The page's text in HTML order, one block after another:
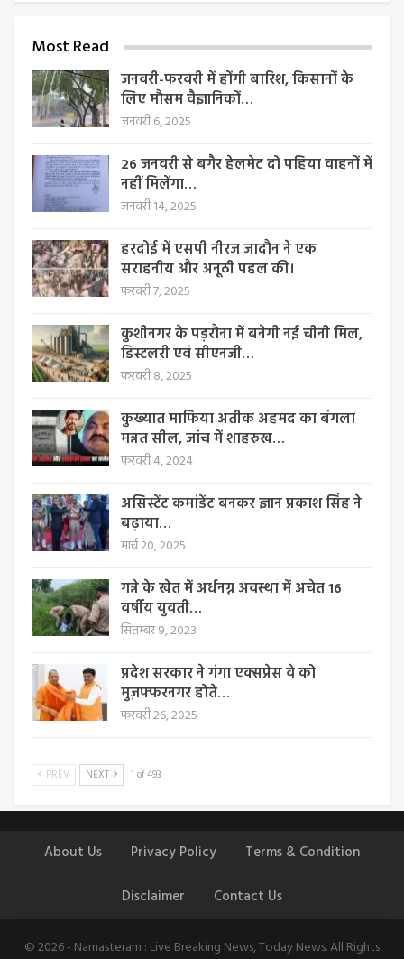
Most Read
जनवरी-फरवरी में होंगी बारिश, किसानों के
लिए मौसम वैज्ञानिकों…
जनवरी 6, 2025
26 जनवरी से बगैर हेलमेट दो पहिया वाहनों में
नहीं मिलेंगा…
जनवरी 14, 2025
हरदोई में एसपी नीरज जादौन ने एक
सराहनीय और अनूठी पहल की।
फरवरी 7, 2025
कुशीनगर के पड़रौना में बनेगी नई चीनी मिल,
डिस्टलरी एवं सीएनजी…
फरवरी 8, 2025
कुख्यात माफिया अतीक अहमद का बंगला
मन्नत सील, जांच में शाहरुख…
फरवरी 4, 2024
असिस्टेंट कमांडेंट बनकर ज्ञान प्रकाश सिंह ने
बढ़ाया…
मार्च 20, 2025
गन्ने के खेत में अर्धनग्न अवस्था में अचेत 16
वर्षीय युवती…
सितम्बर 9, 2023
प्रदेश सरकार ने गंगा एक्सप्रेस वे को
मुज़फ्फरनगर होते…
फरवरी 26, 2025
PREV NEXT 1 of 493
About Us Privacy Policy Terms & Condition
Disclaimer Contact Us
© 2026 - Namasteram : Live Breaking News, Today News. All Rights